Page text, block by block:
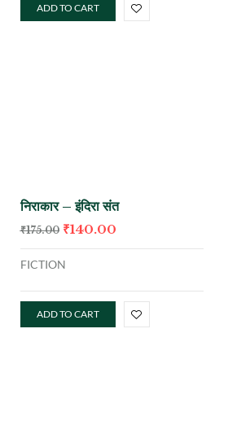
ADD TO CART
निराकार – इंदिरा संत
₹175.00 ₹140.00
FICTION
ADD TO CART